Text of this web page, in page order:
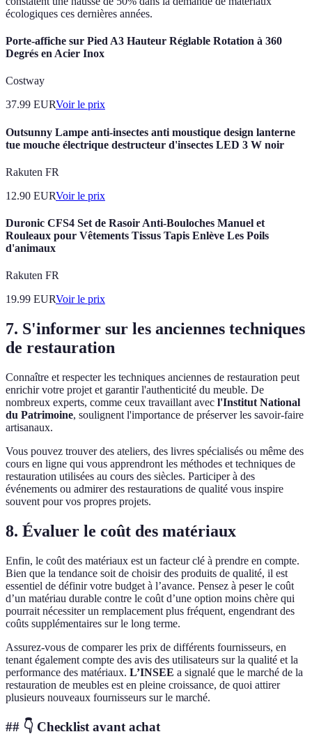
écologiques ces dernières années.
Porte-affiche sur Pied A3 Hauteur Réglable Rotation à 360
Degrés en Acier Inox
Costway
37.99 EURVoir le prix
Outsunny Lampe anti-insectes anti moustique design lanterne
tue mouche électrique destructeur d'insectes LED 3 W noir
Rakuten FR
12.90 EURVoir le prix
Duronic CFS4 Set de Rasoir Anti-Bouloches Manuel et
Rouleaux pour Vêtements Tissus Tapis Enlève Les Poils
d'animaux
Rakuten FR
19.99 EURVoir le prix
7. S'informer sur les anciennes techniques
de restauration
Connaître et respecter les techniques anciennes de restauration peut
enrichir votre projet et garantir l'authenticité du meuble. De
nombreux experts, comme ceux travaillant avec l'Institut National
du Patrimoine, soulignent l'importance de préserver les savoir-faire
artisanaux.
Vous pouvez trouver des ateliers, des livres spécialisés ou même des
cours en ligne qui vous apprendront les méthodes et techniques de
restauration utilisées au cours des siècles. Participer à des
événements ou admirer des restaurations de qualité vous inspire
souvent pour vos propres projets.
8. Évaluer le coût des matériaux
Enfin, le coût des matériaux est un facteur clé à prendre en compte.
Bien que la tendance soit de choisir des produits de qualité, il est
essentiel de définir votre budget à l’avance. Pensez à peser le coût
d’un matériau durable contre le coût d’une option moins chère qui
pourrait nécessiter un remplacement plus fréquent, engendrant des
coûts supplémentaires sur le long terme.
Assurez-vous de comparer les prix de différents fournisseurs, en
tenant également compte des avis des utilisateurs sur la qualité et la
performance des matériaux. L’INSEE a signalé que le marché de la
restauration de meubles est en pleine croissance, de quoi attirer
plusieurs nouveaux fournisseurs sur le marché.
## 👇 Checklist avant achat